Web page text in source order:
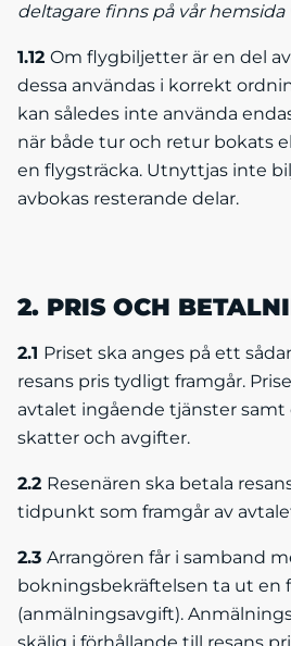
deltagare finns på vår hemsida
1.12 Om flygbiljetter är en del
dessa användas i korrekt
kan således inte använda
när både tur och retur bokats
en flygsträcka. Utnyttjas inte
avbokas resterande delar.
2. PRIS OCH
2.1 Priset ska anges på ett
resans pris tydligt framgår.
avtalet ingående tjänster
skatter och avgifter.
2.2 Resenären ska betala
tidpunkt som framgår av
2.3 Arrangören får i samband
bokningsbekräftelsen ta ut en
(anmälningsavgift).